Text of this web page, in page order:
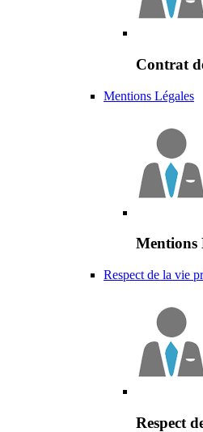
Contrat
Mentions Légales
Mentions
Respect de la vie
Respect